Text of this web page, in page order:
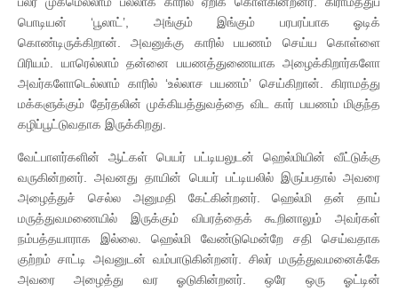
பொடியன் ‘பூலாட்’, அங்கும் இங்கும் பரபரப்பாக ஓடிக்
கொண்டிருக்கிறான். அவனுக்கு காரில் பயணம் செய்ய கொள்ளை
பிரியம். யாரெல்லாம் தன்னை பயணத்துணையாக அழைக்கிறார்களோ
அவர்களோடெல்லாம் காரில் ‘உல்லாச பயணம்’ செய்கிறான். கிராமத்து
மக்களுக்கும் தேர்தலின் முக்கியத்துவத்தை விட கார் பயணம் மிகுந்த
கழிப்பூட்டுவதாக இருக்கிறது.
வேட்பாளர்களின் ஆட்கள் பெயர் பட்டியலுடன் ஹெல்மியின் வீட்டுக்கு
வருகின்றனர். அவனது தாயின் பெயர் பட்டியலில் இருப்பதால் அவரை
அழைத்துச் செல்ல அனுமதி கேட்கின்றனர். ஹெல்மி தன் தாய்
மருத்துவமணையில் இருக்கும் விபரத்தைக் கூறினாலும் அவர்கள்
நம்பத்தயாராக இல்லை. ஹெல்மி வேண்டுமென்றே சதி செய்வதாக
குற்றம் சாட்டி அவனுடன் வம்பாடுகின்றனர். சிலர் மருத்துவமனைக்கே
அவரை அழைத்து வர ஓடுகின்றனர். ஒரே ஒரு ஓட்டின்